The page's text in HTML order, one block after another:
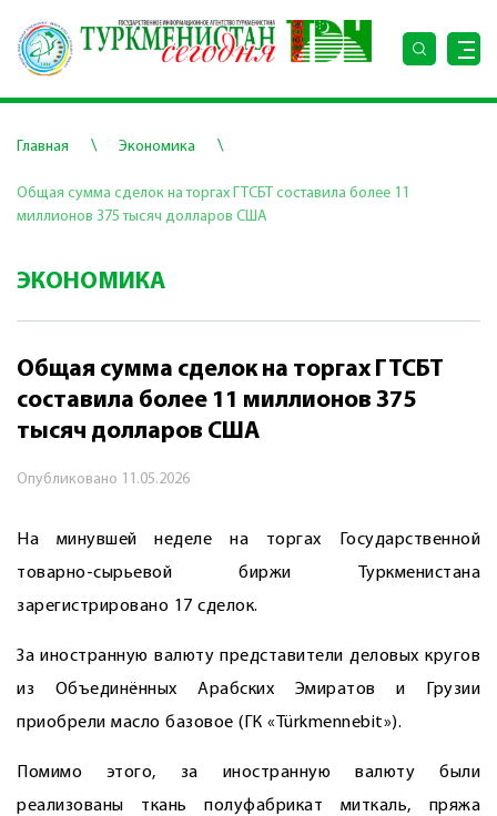
Главная \ Экономика \
Общая сумма сделок на торгах ГТСБТ составила более 11
миллионов 375 тысяч долларов США
ЭКОНОМИКА
Общая сумма сделок на торгах ГТСБТ
составила более 11 миллионов 375
тысяч долларов США
Опубликовано 11.05.2026
На минувшей неделе на торгах Государственной
товарно-сырьевой биржи Туркменистана
зарегистрировано 17 сделок.
За иностранную валюту представители деловых кругов
из Объединённых Арабских Эмиратов и Грузии
приобрели масло базовое (ГК «Türkmennebit»).
Помимо этого, за иностранную валюту были
реализованы ткань полуфабрикат миткаль, пряжа